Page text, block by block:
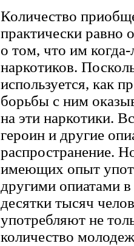
Количество
практически
о том, что им
наркотиков.
используется, как
борьбы с ним
на эти наркотики.
героин и другие
распространение.
имеющих опыт
другими опиатами
десятки тысяч
употребляют не
количество